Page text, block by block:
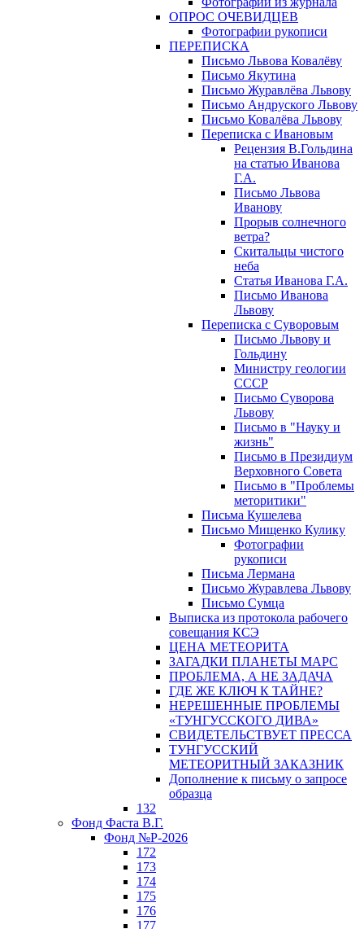
ОПРОС ОЧЕВИДЦЕВ
Фотографии рукописи
ПЕРЕПИСКА
Письмо Львова Ковалёву
Письмо Якутина
Письмо Журавлёва Львову
Письмо Андруского Львову
Письмо Ковалёва Львову
Переписка с Ивановым
Рецензия В.Гольдина
на статью Иванова
Г.А.
Письмо Львова
Иванову
Прорыв солнечного
ветра?
Скитальцы чистого
неба
Статья Иванова Г.А.
Письмо Иванова
Львову
Переписка с Суворовым
Письмо Львову и
Гольдину
Министру геологии
СССР
Письмо Суворова
Львову
Письмо в "Науку и
жизнь"
Письмо в Президиум
Верховного Совета
Письмо в "Проблемы
меторитики"
Письма Кушелева
Письмо Мищенко Кулику
Фотографии
рукописи
Письма Лермана
Письмо Журавлева Львову
Письмо Сумца
Выписка из протокола рабочего
совещания КСЭ
ЦЕНА МЕТЕОРИТА
ЗАГАДКИ ПЛАНЕТЫ МАРС
ПРОБЛЕМА, А НЕ ЗАДАЧА
ГДЕ ЖЕ КЛЮЧ К ТАЙНЕ?
НЕРЕШЕННЫЕ ПРОБЛЕМЫ
«ТУНГУССКОГО ДИВА»
СВИДЕТЕЛЬСТВУЕТ ПРЕССА
ТУНГУССКИЙ
МЕТЕОРИТНЫЙ ЗАКАЗНИК
Дополнение к письму о запросе
образца
132
Фонд Фаста В.Г.
Фонд №Р-2026
172
173
174
175
176
177